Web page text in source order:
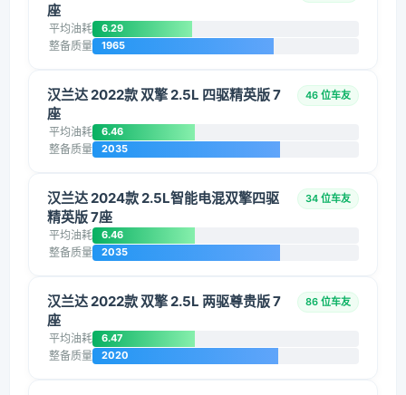
座
平均油耗 6.29
整备质量 1965
汉兰达 2022款 双擎 2.5L 四驱精英版 7
座
46 位车友
平均油耗 6.46
整备质量 2035
汉兰达 2024款 2.5L智能电混双擎四驱
精英版 7座
34 位车友
平均油耗 6.46
整备质量 2035
汉兰达 2022款 双擎 2.5L 两驱尊贵版 7
座
86 位车友
平均油耗 6.47
整备质量 2020